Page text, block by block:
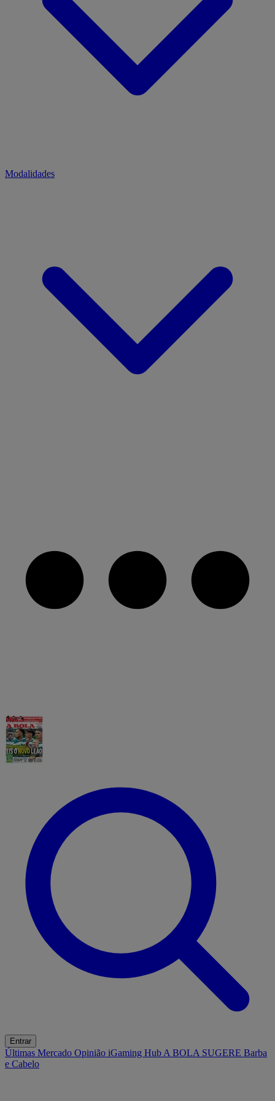
Modalidades
Entrar
Últimas Mercado Opinião iGaming Hub A BOLA SUGERE Barba
e Cabelo